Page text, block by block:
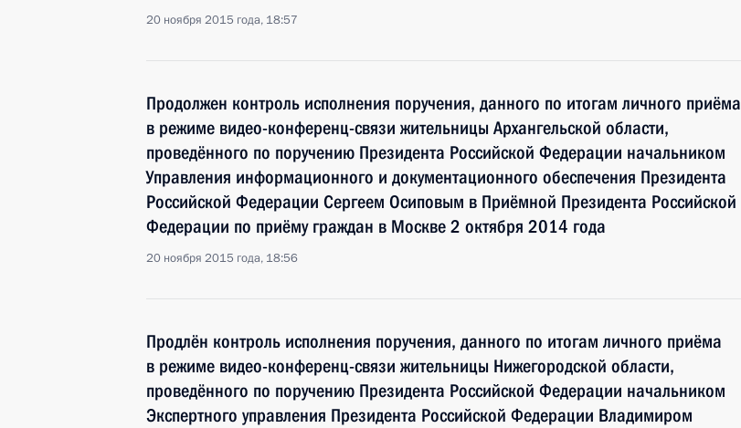
20 ноября 2015 года, 18:57
Продолжен контроль исполнения поручения, данного по итогам личного приёма
в режиме видео-конференц-связи жительницы Архангельской области,
проведённого по поручению Президента Российской Федерации начальником
Управления информационного и документационного обеспечения Президента
Российской Федерации Сергеем Осиповым в Приёмной Президента Российской
Федерации по приёму граждан в Москве 2 октября 2014 года
20 ноября 2015 года, 18:56
Продлён контроль исполнения поручения, данного по итогам личного приёма
в режиме видео-конференц-связи жительницы Нижегородской области,
проведённого по поручению Президента Российской Федерации начальником
Экспертного управления Президента Российской Федерации Владимиром